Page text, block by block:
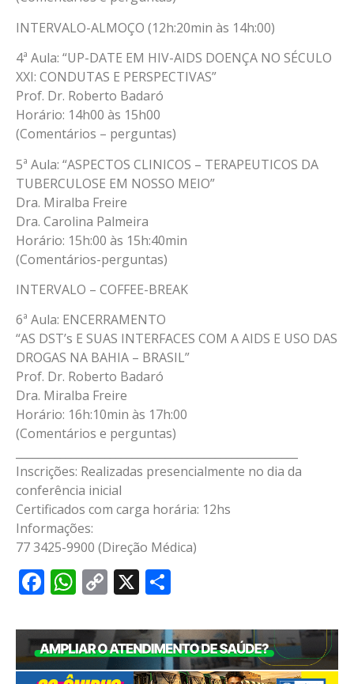
INTERVALO-ALMOÇO (12h:20min às 14h:00)
4ª Aula: “UP-DATE EM HIV-AIDS DOENÇA NO SÉCULO
XXI: CONDUTAS E PERSPECTIVAS”
Prof. Dr. Roberto Badaró
Horário: 14h00 às 15h00
(Comentários – perguntas)
5ª Aula: “ASPECTOS CLINICOS – TERAPEUTICOS DA
TUBERCULOSE EM NOSSO MEIO”
Dra. Miralba Freire
Dra. Carolina Palmeira
Horário: 15h:00 às 15h:40min
(Comentários-perguntas)
INTERVALO – COFFEE-BREAK
6ª Aula: ENCERRAMENTO
“AS DST’s E SUAS INTERFACES COM A AIDS E USO DAS
DROGAS NA BAHIA – BRASIL”
Prof. Dr. Roberto Badaró
Dra. Miralba Freire
Horário: 16h:10min às 17h:00
(Comentários e perguntas)
Inscrições: Realizadas presencialmente no dia da
conferência inicial
Certificados com carga horária: 12hs
Informações:
77 3425-9900 (Direção Médica)
Facebook
WhatsApp
Copy
X